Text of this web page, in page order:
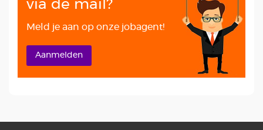
via de mail?
Meld je aan op onze jobagent!
Aanmelden